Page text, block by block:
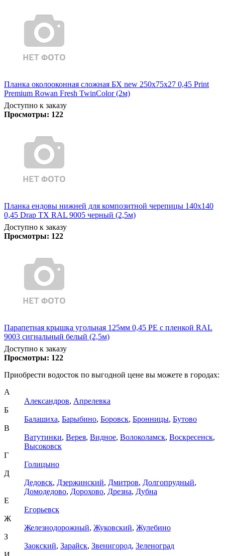
Планка околооконная сложная БХ new 250х75х27 0,45 Print
Premium Rowan Fresh TwinColor (2м)
Доступно к заказу
Просмотры: 122
Планка ендовы нижней для композитной черепицы 140х140
0,45 Drap TX RAL 9005 черный (2,5м)
Доступно к заказу
Просмотры: 122
Парапетная крышка угольная 125мм 0,45 PE с пленкой RAL
9003 сигнальный белый (2,5м)
Доступно к заказу
Просмотры: 122
Приобрести водосток по выгодной цене вы можете в городах:
А
Александров, Апрелевка
Б
Балашиха, Барыбино, Боровск, Бронницы, Бутово
В
Ватутинки, Верея, Видное, Волоколамск, Воскресенск,
Высоковск
Г
Голицыно
Д
Дедовск, Дзержинский, Дмитров, Долгопрудный,
Домодедово, Дорохово, Дрезна, Дубна
Е
Егорьевск
Ж
Железнодорожный, Жуковский, Жулебино
З
Заокский, Зарайск, Звенигород, Зеленоград